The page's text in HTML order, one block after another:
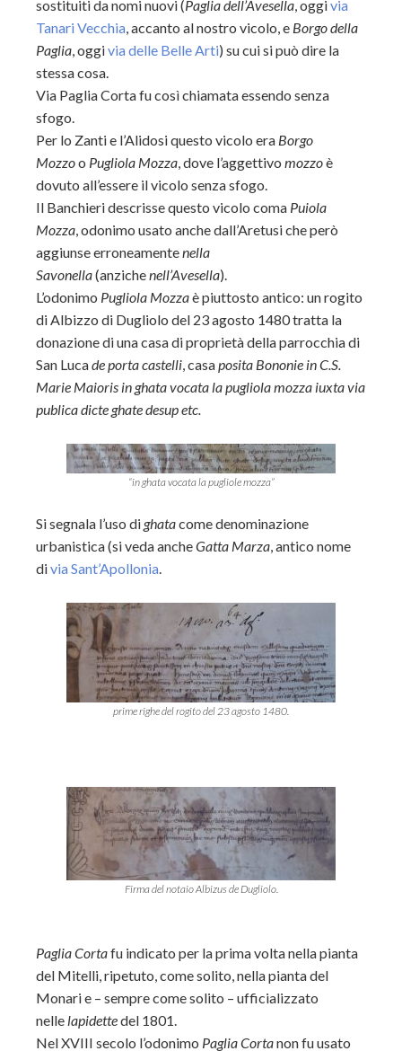
sostituiti da nomi nuovi (Paglia dell’Avesella, oggivia
Tanari Vecchia, accanto al nostro vicolo, e Borgo della
Paglia, oggivia delle Belle Arti) su cui si può dire la
stessa cosa.
Via Paglia Corta fu così chiamata essendo senza
sfogo.
Per lo Zanti e l’Alidosi questo vicolo era Borgo
Mozzoo Pugliola Mozza, dove l’aggettivo mozzoè
dovuto all’essere il vicolo senza sfogo.
Il Banchieri descrisse questo vicolo coma Puiola
Mozza, odonimo usato anche dall’Aretusi che però
aggiunse erroneamentenella
Savonella(anzichenell’Avesella).
L’odonimo Pugliola Mozzaè piuttosto antico: un rogito
di Albizzo di Dugliolo del 23 agosto 1480 tratta la
donazione di una casa di proprietà della parrocchia di
San Lucade porta castelli, casaposita Bononie in C.S.
Marie Maioris in ghata vocata la pugliola mozza iuxta via
publica dicte ghate desup etc.
“in ghata vocata la pugliole mozza”
Si segnala l’uso di ghatacome denominazione
urbanistica (si veda ancheGatta Marza, antico nome
divia Sant’Apollonia.
prime righe del rogito del 23 agosto 1480.
Firma del notaio Albizus de Dugliolo.
Paglia Cortafu indicato per la prima volta nella pianta
del Mitelli, ripetuto, come solito, nella pianta del
Monari e – sempre come solito – ufficializzato
nelle lapidettedel 1801.
Nel XVIII secolo l’odonimo Paglia Cortanon fu usato